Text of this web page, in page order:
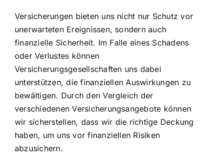
Versicherungen bieten uns nicht nur Schutz vor
unerwarteten Ereignissen, sondern auch
finanzielle Sicherheit. Im Falle eines Schadens
oder Verlustes können
Versicherungsgesellschaften uns dabei
unterstützen, die finanziellen Auswirkungen zu
bewältigen. Durch den Vergleich der
verschiedenen Versicherungsangebote können
wir sicherstellen, dass wir die richtige Deckung
haben, um uns vor finanziellen Risiken
abzusichern.